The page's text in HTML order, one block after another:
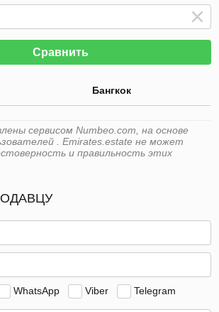
Сравнить
Бангкок
сервисом Numbeo.com, на основе
. Emirates.estate не может
и правильность этих
WhatsApp Viber Telegram